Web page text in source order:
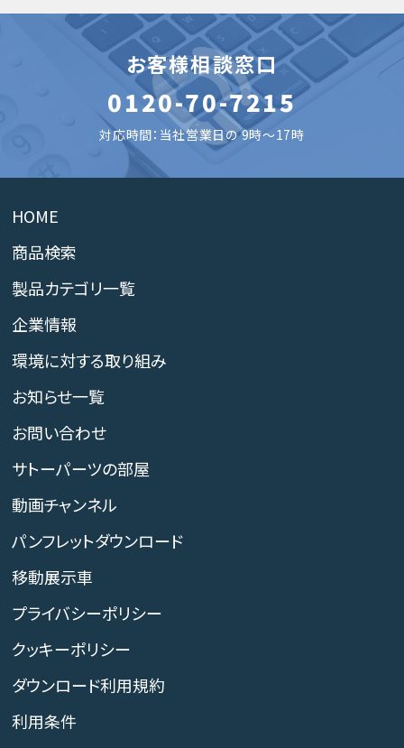
お客様相談窓口
0120-70-7215
対応時間：当社営業日の 9時～17時
HOME
商品検索
製品カテゴリ一覧
企業情報
環境に対する取り組み
お知らせ一覧
お問い合わせ
サトーパーツの部屋
動画チャンネル
パンフレットダウンロード
移動展示車
プライバシーポリシー
クッキーポリシー
ダウンロード利用規約
利用条件